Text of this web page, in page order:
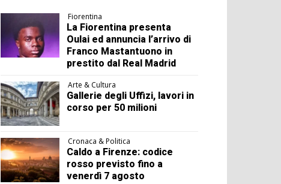
Fiorentina
La Fiorentina presenta
Oulai ed annuncia l’arrivo di
Franco Mastantuono in
prestito dal Real Madrid
Arte & Cultura
Gallerie degli Uffizi, lavori in
corso per 50 milioni
Cronaca & Politica
Caldo a Firenze: codice
rosso previsto fino a
venerdì 7 agosto